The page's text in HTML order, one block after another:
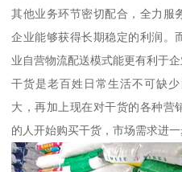
其他业务环节密切配合，全力服
企业能够获得长期稳定的利润。
业自营物流配送模式能更有利于
干货是老百姓日常生活不可缺
大，再加上现在对干货的各种营
的人开始购买干货，市场需求进一